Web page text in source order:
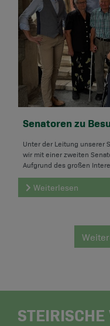
Senatoren zu
Unter der Leitung unserer
wir mit einer zweiten
Aufgrund des großen
Weiterlesen